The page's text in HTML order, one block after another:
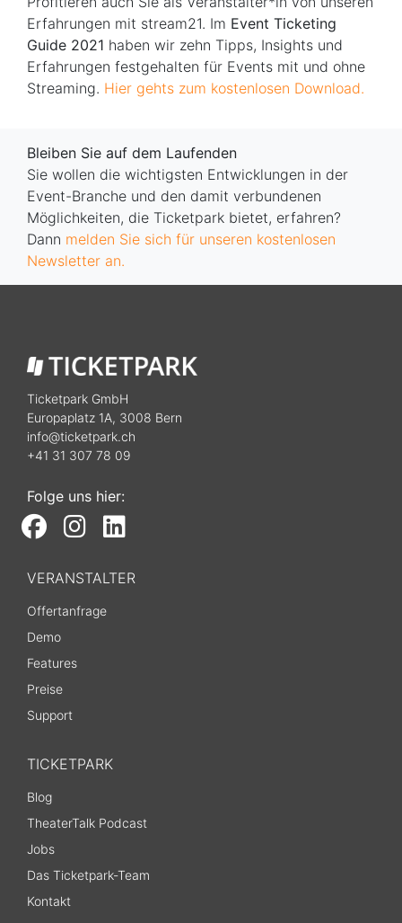
Erfahrungen mit stream21. Im Event Ticketing
Guide 2021 haben wir zehn Tipps, Insights und
Erfahrungen festgehalten für Events mit und ohne
Streaming. Hier gehts zum kostenlosen Download.
Bleiben Sie auf dem Laufenden
Sie wollen die wichtigsten Entwicklungen in der
Event-Branche und den damit verbundenen
Möglichkeiten, die Ticketpark bietet, erfahren?
Dann melden Sie sich für unseren kostenlosen
Newsletter an.
Ticketpark GmbH
Europaplatz 1A, 3008 Bern
info@ticketpark.ch
+41 31 307 78 09
Folge uns hier:
VERANSTALTER
Offertanfrage
Demo
Features
Preise
Support
TICKETPARK
Blog
TheaterTalk Podcast
Jobs
Das Ticketpark-Team
Kontakt